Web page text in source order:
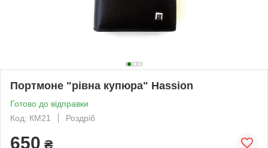
Портмоне "рівна купюра" Hassion
Готово до відправки
Код: КМ21
Роздріб
650 ₴